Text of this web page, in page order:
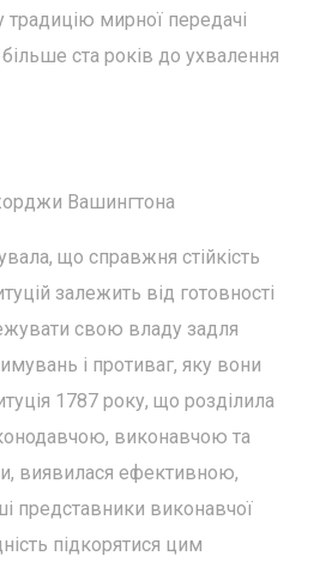
традицію мирної передачі
ста років до ухвалення
Вашингтона
що справжня стійкість
залежить від готовності
свою владу задля
і противаг, яку вони
1787 року, що розділила
виконавчою та
виявилася ефективною,
представники виконавчої
підкорятися цим